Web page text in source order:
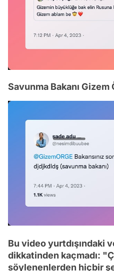
Savunma Bakanı Gizem
Bu video yurtdışındaki
dikkatinden kaçmadı:
söylenenlerden hiçbir